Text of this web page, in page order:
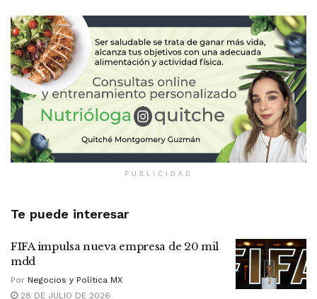
PUBLICIDAD
Te puede interesar
FIFA impulsa nueva empresa de 20 mil
mdd
Por Negocios y Política MX
28 DE JULIO DE 2026